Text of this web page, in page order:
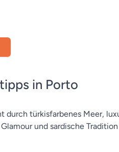
in Porto
türkisfarbenes Meer,
und sardische